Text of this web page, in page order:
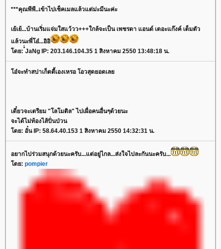
***คุณพีพี..เข้าไปเช็คเมลแล้วแต่ม่ะมีนะค่ะ
เย้เย้...บ้านเริ่มแจ่มใสแว้วว+++ใกล้จะเป็น เพชรดา แอนด์ เดอะแก๊งค์ เต็มตัว
ล้วนะพี่โอ๋...อิอิ
ดย: ๋่JaNg IP: 203.146.104.35 1 สิงหาคม 2550 13:48:18 น.
อ๋จะทำสปาเก็ตตี้เองเหรอ โอวสุดยอดเล
เดี๋ยวจะเตรียม "โลโมติล" ไปเผื่อคนอื่นๆด้วยนะ
จะได้ไม่ท้องไส้ปั่นป่วน
ดย: อั๋น IP: 58.64.40.153 1 สิงหาคม 2550 14:32:31 น.
อยากไปร่วมสนุกด้วยนะครับ...แต่อยู่ไกล...ส่งใจไปละกันนะครับ...
ดย: pompier